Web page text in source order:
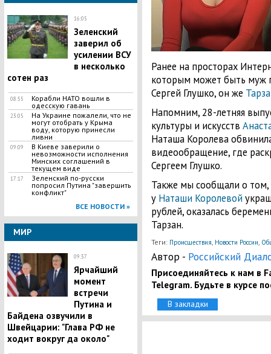
16:05
Зеленский
заверил об
усилении ВСУ
в несколько
сотен раз
08:55
Корабли НАТО вошли в
одесскую гавань
23:05
На Украине пожалели, что не
могут отобрать у Крыма
воду, которую принесли
ливни
09:09
В Киеве заверили о
невозможности исполнения
Минских соглашений в
текущем виде
17:17
Зеленский по-русски
попросил Путина "завершить
конфликт"
ВСЕ НОВОСТИ »
МИР
09:37
Ярчайший
момент
встречи
Путина и
Байдена озвучили в
Швейцарии: "Глава РФ не
ходит вокруг да около"
Ранее на просторах
которым может быть муж
Сергей Глушко, он же
Напомним, 28-летняя
культуры и искусств
Наташа Королева
видеообращение, где
Сергеем Глушко.
Также мы сообщали о том,
у Наташи Королевой
рублей, оказалась
Тарзан.
Теги: Происшествия Новости России
Автор - Российский
Присоединяйтесь к нам в
Telegram. Будьте в курсе
В закладки